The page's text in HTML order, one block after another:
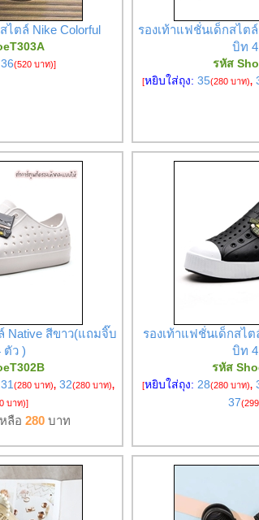
ไตล์ Nike Colorful
36(520 บาท)]
รองเท้าแฟชั่นเด็กสไต
บิท
รหัส
[หยิบใส่ถุง:35(280 บาท),
Native สีขาว(แถมจิ๊บ
ตัว )
31 (280 บาท), 32(280 บาท),
บาท)]
ลือ 280บาท
รองเท้าแฟชั่นเด็กสไ
บิท
รหัส
[หยิบใส่ถุง: 28(280 บาท),
37